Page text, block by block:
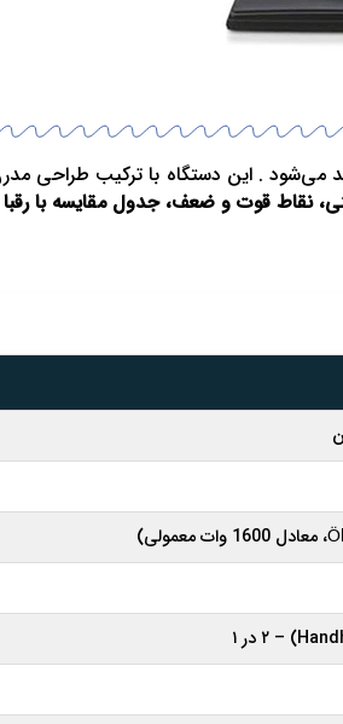
نقاط قوت و ضعف، جدول مقایسه با رقبا